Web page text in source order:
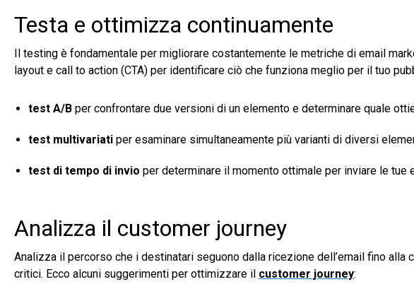
Testa e ottimizza continuamente
Il testing è fondamentale per migliorare costantemente le metriche di email
layout e call to action (CTA) per identificare ciò che funziona meglio per il tuo
test A/B per confrontare due versioni di un elemento e determinare quale
test multivariati per esaminare simultaneamente più varianti di diversi
test di tempo di invio per determinare il momento ottimale per inviare le tue
Analizza il customer journey
Analizza il percorso che i destinatari seguono dalla ricezione dell’email fino
critici. Ecco alcuni suggerimenti per ottimizzare il customer journey: